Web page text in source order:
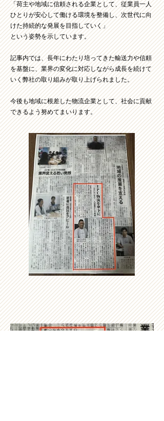
「荷主や地域に信頼される企業として、従業員一人
ひとりが安心して働ける環境を整備し、次世代に向
けた持続的な発展を目指していく」
という姿勢を示しています。
記事内では、長年にわたり培ってきた輸送力や信頼
を基盤に、業界の変化に対応しながら成長を続けて
いく弊社の取り組みが取り上げられました。
今後も地域に根差した物流企業として、社会に貢献
できるよう努めてまいります。